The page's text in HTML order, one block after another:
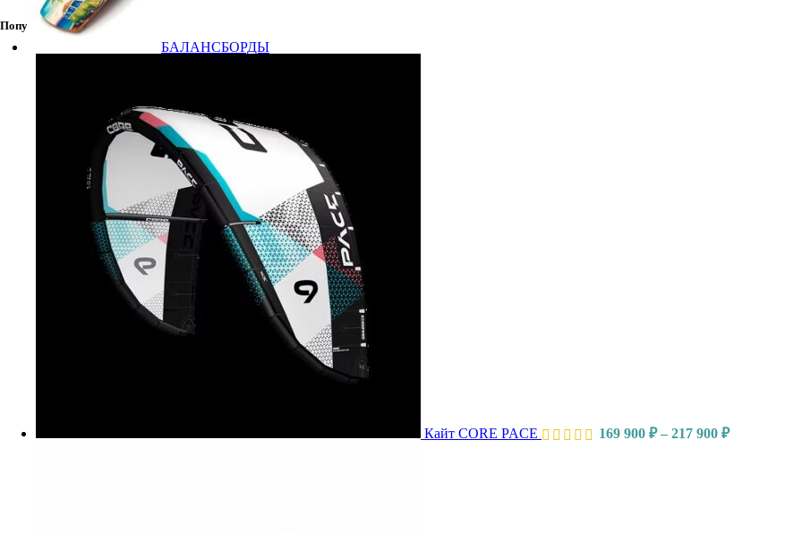
БАЛАНСБОРДЫ
Популярные товары
Кайт CORE PACE 169 900 ₽ – 217 900 ₽